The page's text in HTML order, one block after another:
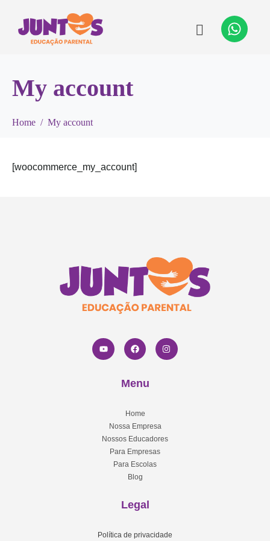
My account
Home My account
[woocommerce_my_account]
Menu
Home
Nossa Empresa
Nossos Educadores
Para Empresas
Para Escolas
Blog
Legal
Política de privacidade